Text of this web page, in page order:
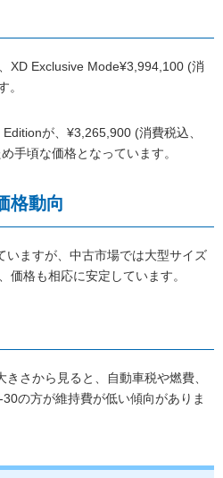
XD Exclusive Mode¥3,994,100 (消
。
が、¥3,265,900 (消費税込、
手頃な価格となっています。
格動向
いますが、中古市場では大型サイズ
価格も相応に安定しています。
さから見ると、自動車税や燃費、
の方が維持費が低い傾向がありま